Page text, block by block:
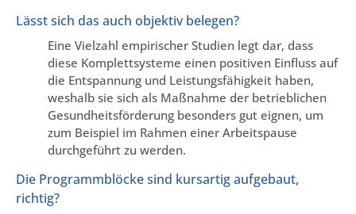
Lässt sich das auch objektiv belegen?
Eine Vielzahl empirischer Studien legt dar, dass
diese Komplettsysteme einen positiven Einfluss auf
die Entspannung und Leistungsfähigkeit haben,
weshalb sie sich als Maßnahme der betrieblichen
Gesundheitsförderung besonders gut eignen, um
zum Beispiel im Rahmen einer Arbeitspause
durchgeführt zu werden.
Die Programmblöcke sind kursartig aufgebaut,
richtig?